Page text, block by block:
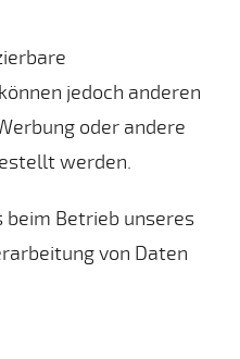
jedoch anderen
oder andere
werden.
beim Betrieb unseres
von Daten